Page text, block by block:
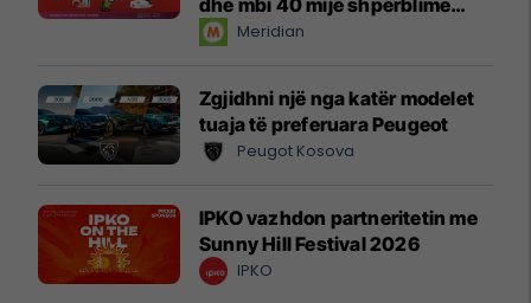
instant!Meridian
Zgjidhni një nga katër modelet
tuaja të preferuara Peugeot
Peugot Kosova
IPKO vazhdon partneritetin me
Sunny Hill Festival 2026
IPKO